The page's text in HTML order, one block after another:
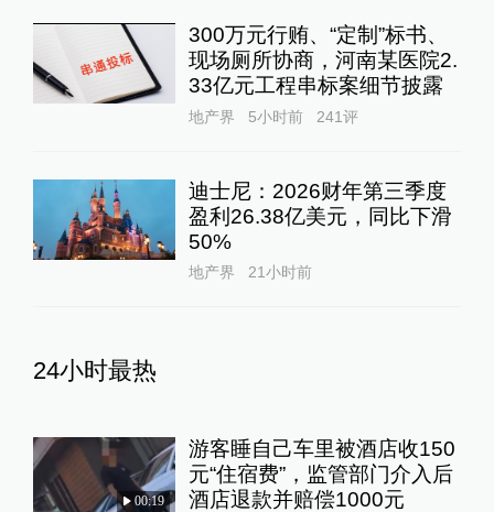
300万元行贿、“定制”标书、
现场厕所协商，河南某医院2.
33亿元工程串标案细节披露
地产界 5小时前 241评
迪士尼：2026财年第三季度
盈利26.38亿美元，同比下滑
50%
地产界 21小时前
24小时最热
00:19
游客睡自己车里被酒店收150
元“住宿费”，监管部门介入后
酒店退款并赔偿1000元